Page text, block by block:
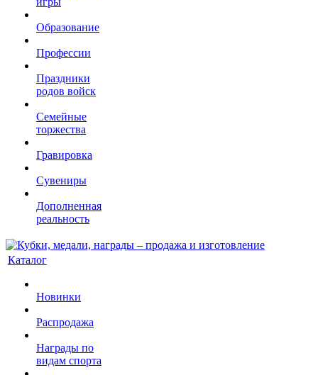
Образование
Профессии
Праздники
родов войск
Семейные
торжества
Гравировка
Сувениры
Дополненная
реальность
Каталог
Новинки
Распродажа
Награды по
видам спорта